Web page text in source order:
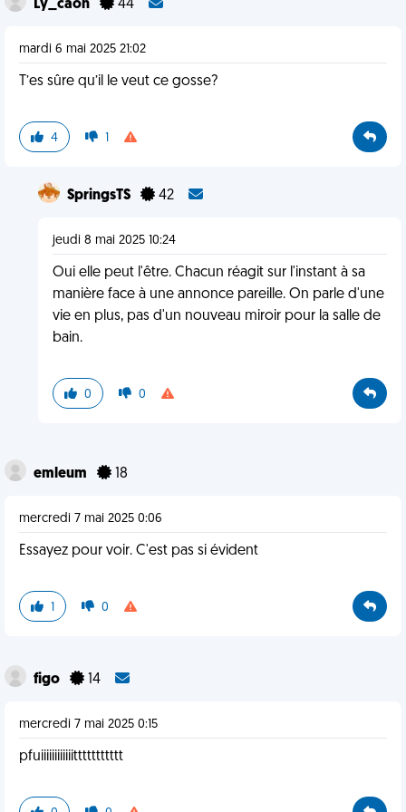
Ly_caon 44
mardi 6 mai 2025 21:02
T’es sûre qu’il le veut ce gosse?
4 1
SpringsTS 42
jeudi 8 mai 2025 10:24
Oui elle peut l'être. Chacun réagit sur l'instant à sa
manière face à une annonce pareille. On parle d'une
vie en plus, pas d'un nouveau miroir pour la salle de
bain.
0 0
emleum 18
mercredi 7 mai 2025 0:06
Essayez pour voir. C'est pas si évident
1 0
figo 14
mercredi 7 mai 2025 0:15
pfuiiiiiiiiiiiittttttttttt